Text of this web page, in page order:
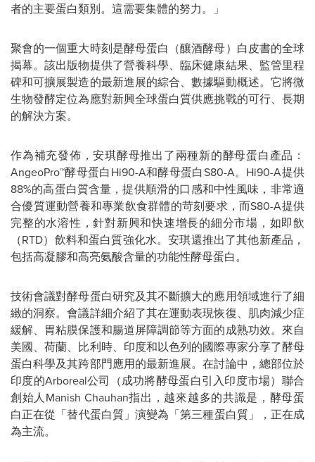
者的主要蛋白類別。這需要集體的努力。
」
聚會的一個重大時刻是酵母蛋白（釀酒酵母）白皮書的全球
揭幕。該出版物提供了營養科學、臨床健康結果、監管里程
碑和可擴展製造的最新進展的綜合、數據驅動概述。它將微
生物發酵定位為應對新興全球蛋白質供應挑戰的可行、長期
的解決方案。
作為補充發佈，安琪酵母推出了兩種新的酵母蛋白產品：
AngeoPro™酵母蛋白Hi90-A和酵母蛋白S80-A。 Hi90-A提供
88%的高蛋白質含量，提供順滑的口感和中性風味，非常適
合優質運動營養和專業飲食群體的苛刻要求，而S80-A提供
完整的水溶性，針對新興和快速增長的細分市場，如即飲
（RTD）飲料和蛋白質強化水。安琪還推出了其他新產品，
包括高凝膠和高亮氨酸含量的功能性酵母蛋白。
技術會議對酵母蛋白研究及其不斷擴大的應用領域進行了細
緻的洞察。會議詳細介紹了其在運動表現恢復、肌肉減少症
緩解、胃粘膜保護和腸道屏障調節等方面的成熟功效。來自
美國、荷蘭、比利時、印度和以色列的國際專家分享了酵母
蛋白科學及其跨部門應用的最新進展。在討論中，總部位於
印度的Arboreal公司（成功將酵母蛋白引入印度市場）聯合
創始人Manish Chauhan指出，越來越多的共識是，酵母蛋
白正在從 「替代蛋白質」 演變為 「第三種蛋白質」
，正在成
為主流。